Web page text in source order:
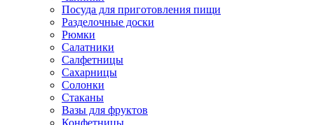
Посуда для приготовления пищи
Разделочные доски
Рюмки
Салатники
Салфетницы
Сахарницы
Солонки
Стаканы
Вазы для фруктов
Конфетницы